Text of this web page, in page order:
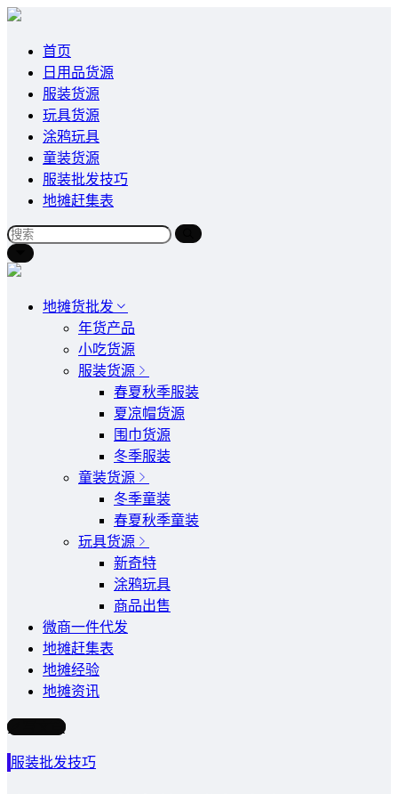
首页
日用品货源
服装货源
玩具货源
涂鸦玩具
童装货源
服装批发技巧
地摊赶集表
地摊货批发
年货产品
小吃货源
服装货源
春夏秋季服装
夏凉帽货源
围巾货源
冬季服装
童装货源
冬季童装
春夏秋季童装
玩具货源
新奇特
涂鸦玩具
商品出售
微商一件代发
地摊赶集表
地摊经验
地摊资讯
写文章
服装批发技巧